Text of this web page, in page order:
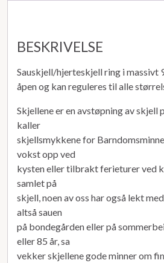
BESKRIVELSE
Sauskjell/hjerteskjell ring i massivt
åpen og kan reguleres til alle
Skjellene er en avstøpning av
kaller
skjellsmykkene for
vokst opp ved
kysten eller tilbrakt ferieturer ved
samlet på
skjell, noen av oss har også lekt
altså sauen
på bondegården eller på
eller 85 år, sa
vekker skjellene gode minner om